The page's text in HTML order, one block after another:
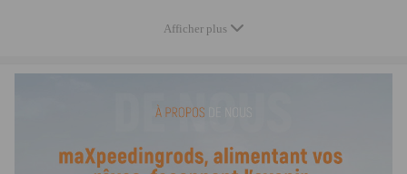
Compatible pour Citroen Relay 2.2 HDi 100 Diesel Chassis Cab 2006-
Compatible pour Citroen Relay 2.2 HDi 100 Diesel Van 2006-2012
Compatible pour Citroen Relay 2.2 HDi 100 Diesel Bus 2006-2022
Afficher plus